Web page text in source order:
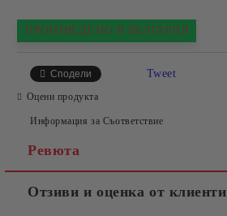
ПРОИЗВЕДЕНО В БЪЛГАРИЯ
Сподели Tweet
Оцени продукта
Информация за Съответствие
Ревюта
Отзиви и оценка от клиенти